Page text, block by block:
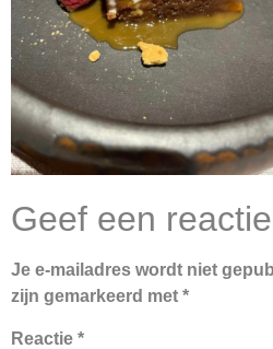
Geef een reactie
Je e-mailadres wordt niet
zijn gemarkeerd met *
Reactie *